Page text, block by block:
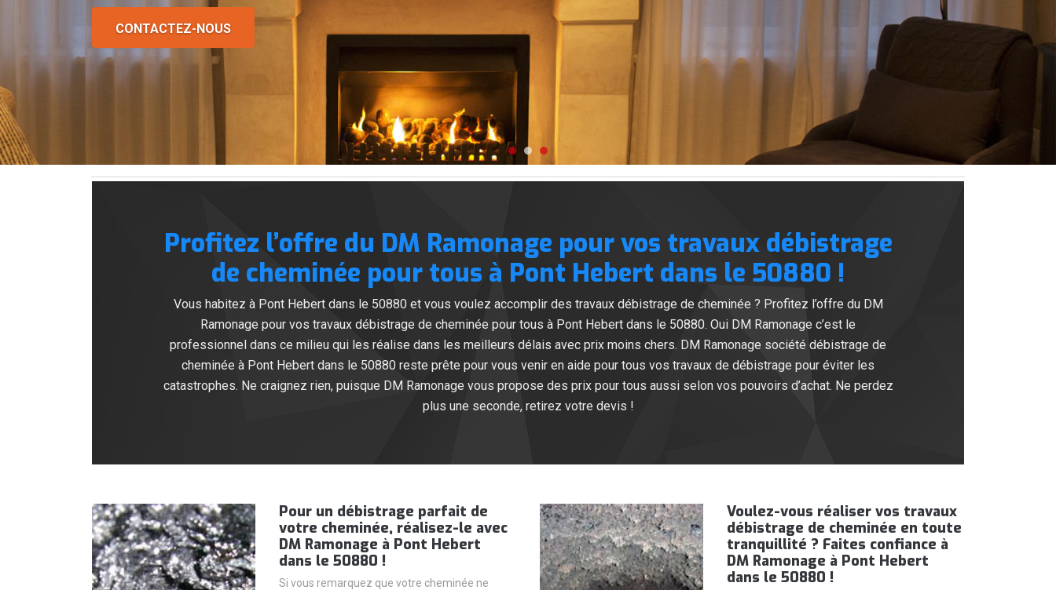
CONTACTEZ-NOUS
Profitez l’offre du DM Ramonage pour vos travaux débistrage
de cheminée pour tous à Pont Hebert dans le 50880 !
Vous habitez à Pont Hebert dans le 50880 et vous voulez accomplir des travaux débistrage de cheminée ? Profitez l’offre du DM
Ramonage pour vos travaux débistrage de cheminée pour tous à Pont Hebert dans le 50880. Oui DM Ramonage c’est le
professionnel dans ce milieu qui les réalise dans les meilleurs délais avec prix moins chers. DM Ramonage société débistrage de
cheminée à Pont Hebert dans le 50880 reste prête pour vous venir en aide pour tous vos travaux de débistrage pour éviter les
catastrophes. Ne craignez rien, puisque DM Ramonage vous propose des prix pour tous aussi selon vos pouvoirs d’achat. Ne perdez
plus une seconde, retirez votre devis !
Pour un débistrage parfait de
votre cheminée, réalisez-le avec
DM Ramonage à Pont Hebert
dans le 50880 !
Si vous remarquez que votre cheminée ne
Voulez-vous réaliser vos travaux
débistrage de cheminée en toute
tranquillité ? Faites confiance à
DM Ramonage à Pont Hebert
dans le 50880 !